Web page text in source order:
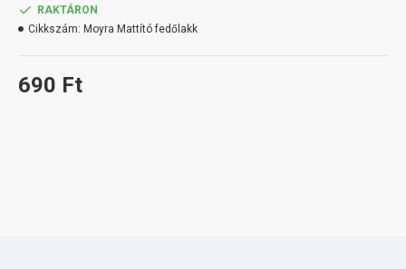
690 Ft
RAKTÁRON
Cikkszám: Moyra Mattító fedőlakk